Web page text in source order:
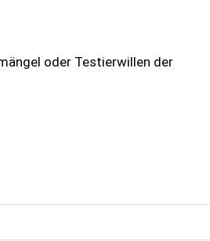
oder Testierwillen der